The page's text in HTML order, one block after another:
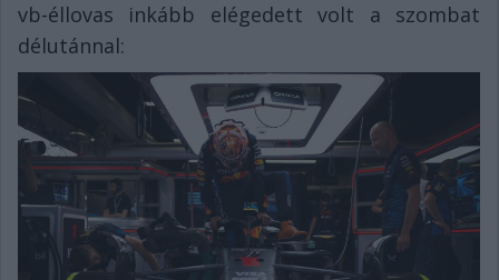
vb-éllovas inkább elégedett volt a szombat
délutánnal: